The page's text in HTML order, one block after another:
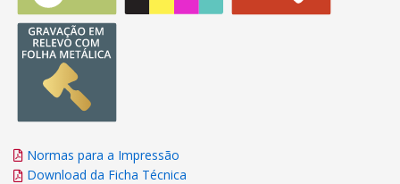
Normas para a Impressão
Download da Ficha Técnica